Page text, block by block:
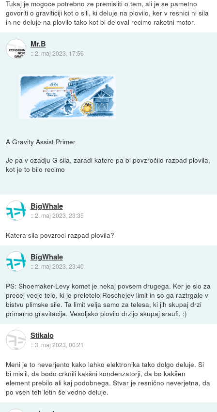
Tukaj je mogoce potrebno ze premisliti o tem, ali je se pametno
govoriti o graviticiji kot o sili, ki deluje na plovilo, ker v resnici ni sila
in ne deluje na plovilo tako kot bi deloval recimo raketni motor.
Mr.B
::2. maj 2023, 17:56
A Gravity Assist Primer
Je pa v ozadju G sila, zaradi katere pa bi povzročilo razpad plovila,
kot je to bilo recimo
BigWhale
::2. maj 2023, 23:35
Katera sila povzroci razpad plovila?
BigWhale
::2. maj 2023, 23:40
PS: Shoemaker-Levy komet je nekaj povsem drugega. Ker je slo za
precej vecje telo, ki je preletelo Roschejev limit in so ga raztrgale v
bistvu plimske sile. Ta limit velja samo za telesa, ki jih skupaj drzi
primarno gravitacija. Vesoljsko plovilo drzijo skupaj sraufi. :)
Stikalo
::3. maj 2023, 00:21
Meni je to neverjento kako lahko elektronika tako dolgo deluje. Si
bi mislil, da bodo crknili kakšni kondenzatorji, da bo kakšen
element prebilo ali kaj podobnega. Stvar je resnično neverjetna, da
po vseh teh letih še vedno deluje.